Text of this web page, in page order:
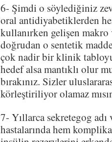
6- Şimdi o söylediğiniz
oral antidiyabetiklerden
kullanırken gelişen
doğrudan o sentetik
çok nadir bir klinik
hedef alsa mantıklı olur
bırakınız. Sizler
körleştiriliyor olamaz
7- Yıllarca sekretegog
hastalarında hem